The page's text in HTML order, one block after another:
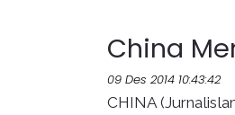
China
09 Des 2014 10:43:42
CHINA